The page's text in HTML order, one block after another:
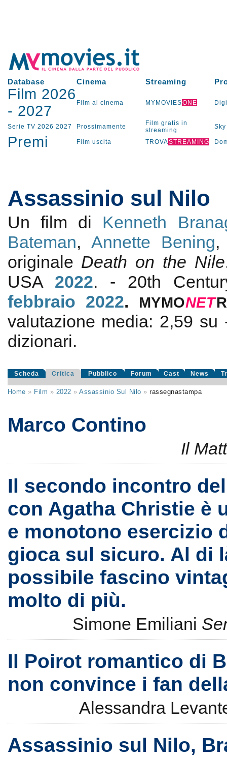
Database Cinema Streaming
Film 2026
- 2027 Film al cinema MYMOVIESONE
Serie TV 2026 2027 Prossimamente
Film gratis in
streaming
Sky
Premi Film uscita TROVASTREAMING
Assassinio sul Nilo
Un film di Kenneth
Bateman, Annette Bening
originale Death on the Nile
USA 2022. - 20th
febbraio 2022. MYMONET
valutazione media: 2,59 su
dizionari.
Scheda Critica Pubblico Forum Cast News
Home » Film » 2022 »Assassinio Sul Nilo »rassegnastampa
Marco Contino
Il
Il secondo incontro
con Agatha Christie è
e monotono esercizio
gioca sul sicuro. Al di
possibile fascino
molto di più.
Simone Emiliani
Il Poirot romantico di
non convince i fan
Alessandra
Assassinio sul Nilo,